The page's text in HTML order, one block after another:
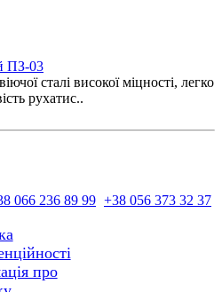
ПЗ-03
сталі високої міцності, легко
рухатис..
066 236 89 99 +38 056 373 32 37
про